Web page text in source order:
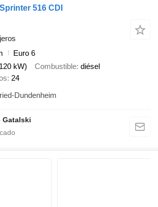
516 CDI
Euro 6
kW) Combustible diésel
24
Dundenheim
Gatalski